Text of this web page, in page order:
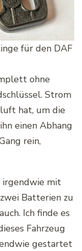
für den DAF
ohne
Strom
hat, um die
einen Abhang
rein,
irgendwie mit
Batterien zu
Ich finde es
Fahrzeug
gestartet